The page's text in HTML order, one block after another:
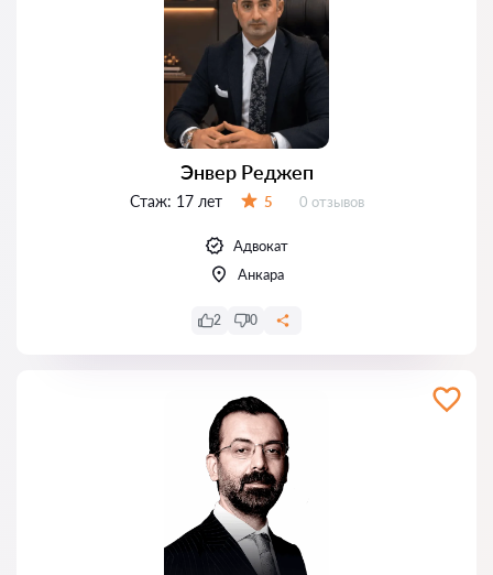
Энвер Реджеп
Стаж: 17 лет 5 Отзывов:
0 отзывов
Адвокат
Анкара
2 0